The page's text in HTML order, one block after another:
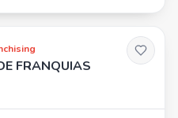
FRANQUIAS